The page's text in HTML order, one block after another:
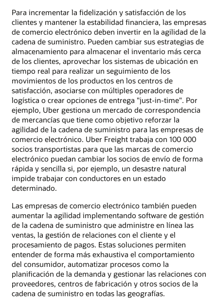
Para incrementar la fidelización y satisfacción de los
clientes y mantener la estabilidad financiera, las empresas
de comercio electrónico deben invertir en la agilidad de la
cadena de suministro. Pueden cambiar sus estrategias de
almacenamiento para almacenar el inventario más cerca
de los clientes, aprovechar los sistemas de ubicación en
tiempo real para realizar un seguimiento de los
movimientos de los productos en los centros de
satisfacción, asociarse con múltiples operadores de
logística o crear opciones de entrega "just-in-time". Por
ejemplo, Uber gestiona un mercado de correspondencia
de mercancías que tiene como objetivo reforzar la
agilidad de la cadena de suministro para las empresas de
comercio electrónico. Uber Freight trabaja con 100 000
socios transportistas para que las marcas de comercio
electrónico puedan cambiar los socios de envío de forma
rápida y sencilla si, por ejemplo, un desastre natural
impide trabajar con conductores en un estado
determinado.
Las empresas de comercio electrónico también pueden
aumentar la agilidad implementando software de gestión
de la cadena de suministro que administre en línea las
ventas, la gestión de relaciones con el cliente y el
procesamiento de pagos. Estas soluciones permiten
entender de forma más exhaustiva el comportamiento
del consumidor, automatizar procesos como la
planificación de la demanda y gestionar las relaciones con
proveedores, centros de fabricación y otros socios de la
cadena de suministro en todas las geografías.